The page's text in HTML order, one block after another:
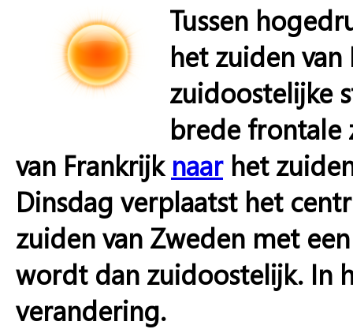
Tussen
het zuiden
zuidoostelijke
brede frontale
van Frankrijk naarhet
Dinsdag verplaatst het
zuiden van Zweden met
wordt dan zuidoostelijk. In
verandering.